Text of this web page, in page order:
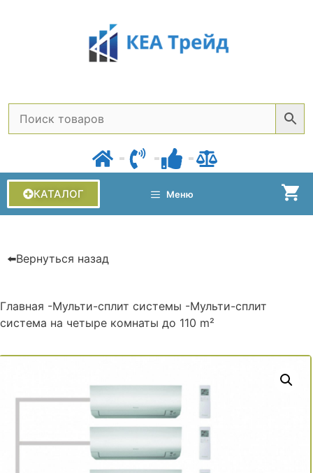
КАТАЛОГ Меню
⬅️Вернуться назад
Главная -Мульти-сплит системы -Мульти-сплит
система на четыре комнаты до 110 m²